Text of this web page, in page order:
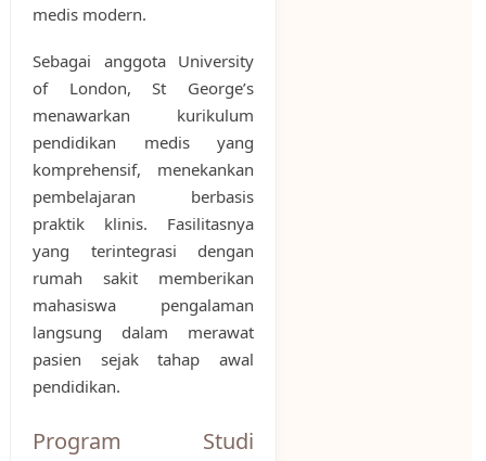
medis modern.
Sebagai anggota University
of London, St George’s
menawarkan kurikulum
pendidikan medis yang
komprehensif, menekankan
pembelajaran berbasis
praktik klinis. Fasilitasnya
yang terintegrasi dengan
rumah sakit memberikan
mahasiswa pengalaman
langsung dalam merawat
pasien sejak tahap awal
pendidikan.
Program Studi